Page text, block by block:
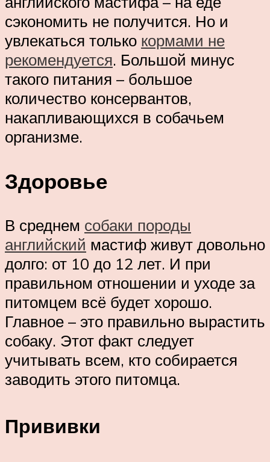
сэкономить не получится. Но и
увлекаться только кормами не
рекомендуется. Большой минус
такого питания – большое
количество консервантов,
накапливающихся в собачьем
организме.
Здоровье
В среднем собаки породы
английский мастиф живут довольно
долго: от 10 до 12 лет. И при
правильном отношении и уходе за
питомцем всё будет хорошо.
Главное – это правильно вырастить
собаку. Этот факт следует
учитывать всем, кто собирается
заводить этого питомца.
Прививки